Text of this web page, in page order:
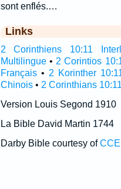
sont enflés.…
Links
2 Corinthiens 10:11
Multilingue• 2 Corintios
Français• 2 Korinther
Chinois• 2 Corinthians
Version Louis Segond 1910
La Bible David Martin 1744
Darby Bible courtesy of